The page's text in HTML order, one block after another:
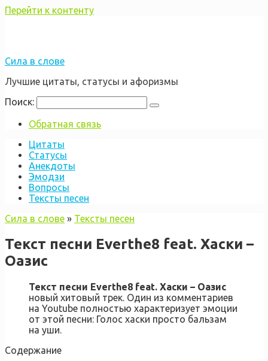
Перейти к контенту
Сила в слове
Лучшие цитаты, статусы и афоризмы
Поиск:
Обратная связь
Цитаты
Статусы
Анекдоты
Эмодзи
Вопросы
Тексты песен
Сила в слове » Тексты песен
Текст песни Everthe8 feat. Хаски –
Оазис
Текст песни Everthe8 feat. Хаски – Оазис
новый хитовый трек. Один из комментариев
на Youtube полностью характеризует эмоции
от этой песни: Голос хаски просто бальзам
на уши.
Содержание